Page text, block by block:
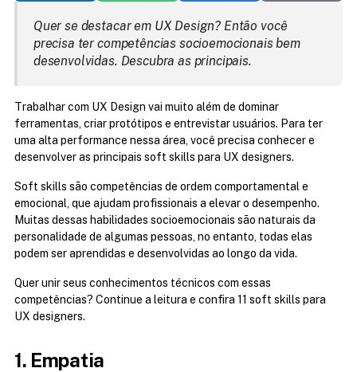
Quer se destacar em UX Design? Então você
precisa ter competências socioemocionais bem
desenvolvidas. Descubra as principais.
Trabalhar com UX Design vai muito além de dominar
ferramentas, criar protótipos e entrevistar usuários. Para ter
uma alta performance nessa área, você precisa conhecer e
desenvolver as principais soft skills para UX designers.
Soft skills são competências de ordem comportamental e
emocional, que ajudam profissionais a elevar o desempenho.
Muitas dessas habilidades socioemocionais são naturais da
personalidade de algumas pessoas, no entanto, todas elas
podem ser aprendidas e desenvolvidas ao longo da vida.
Quer unir seus conhecimentos técnicos com essas
competências? Continue a leitura e confira 11 soft skills para
UX designers.
1. Empatia